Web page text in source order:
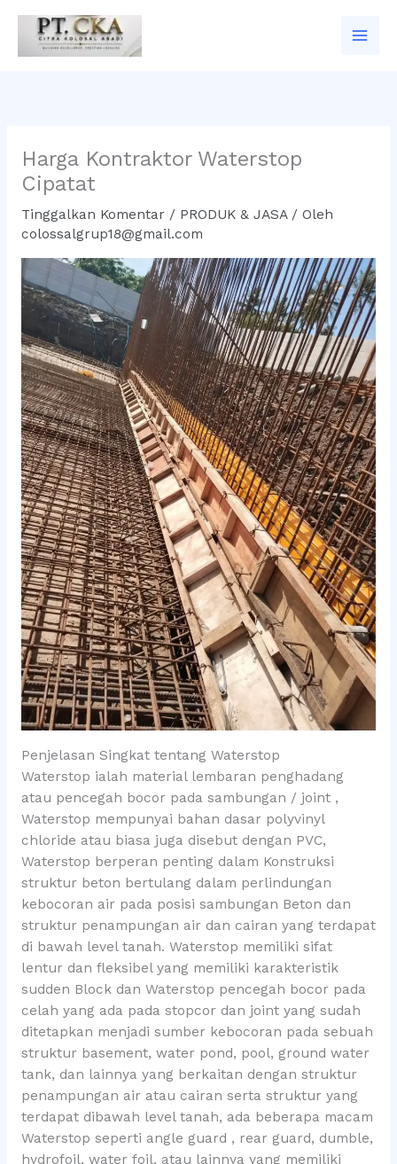
konten
Harga Kontraktor Waterstop
Cipatat
Tinggalkan Komentar / PRODUK & JASA/ Oleh
colossalgrup18@gmail.com
Penjelasan Singkat tentang Waterstop
Waterstop ialah material lembaran penghadang
atau pencegah bocor pada sambungan / joint ,
Waterstop mempunyai bahan dasar polyvinyl
chloride atau biasa juga disebut dengan PVC,
Waterstop berperan penting dalam Konstruksi
struktur beton bertulang dalam perlindungan
kebocoran air pada posisi sambungan Beton dan
struktur penampungan air dan cairan yang terdapat
di bawah level tanah. Waterstop memiliki sifat
lentur dan fleksibel yang memiliki karakteristik
sudden Block dan Waterstop pencegah bocor pada
celah yang ada pada stopcor dan joint yang sudah
ditetapkan menjadi sumber kebocoran pada sebuah
struktur basement, water pond, pool, ground water
tank, dan lainnya yang berkaitan dengan struktur
penampungan air atau cairan serta struktur yang
terdapat dibawah level tanah, ada beberapa macam
Waterstop seperti angle guard , rear guard, dumble,
hydrofoil, water foil, atau lainnya yang memiliki